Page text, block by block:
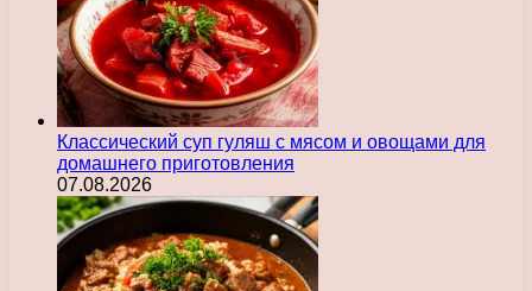
Классический суп гуляш с мясом и овощами для
домашнего приготовления
07.08.2026